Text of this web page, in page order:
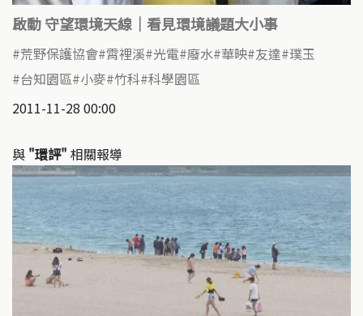
啟動 守望環境天線｜看見環境議題大小事
荒野保護協會 霄裡溪 光電 廢水 華映 友達 璞玉
台知園區 小麥 竹科 科學園區
2011-11-28 00:00
與 "環評" 相關報導